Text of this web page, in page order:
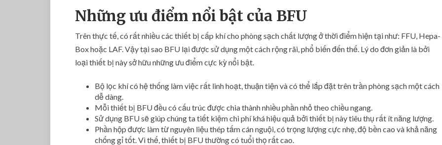
Những ưu điểm nổi bật của BFU
Trên thực tế, có rất nhiều các thiết bị cấp khí cho phòng sạch chất lượng ở thời điểm hiện tại như: FFU, Hepa-
Box hoặc LAF. Vậy tại sao BFU lại được sử dụng một cách rộng rãi, phổ biến đến thế. Lý do đơn giản là bởi
loại thiết bị này sở hữu những ưu điểm cực kỳ nổi bật.
Bộ lọc khí có hệ thống làm việc rất linh hoạt, thuận tiện và có thể lắp đặt trên trần phòng sạch một cách
dễ dàng.
Mỗi thiết bị BFU đều có cấu trúc được chia thành nhiều phần nhỏ theo chiều ngang.
Sử dụng BFU sẽ giúp chúng ta tiết kiệm chi phí khá hiệu quả bởi thiết bị này tiêu thụ rất ít năng lượng.
Phần hộp được làm từ nguyên liệu thép tấm cán nguội, có trọng lượng cực nhẹ, độ bền cao và khả năng
chống gỉ tốt. Vì thế, thiết bị BFU thường có tuổi thọ rất cao.